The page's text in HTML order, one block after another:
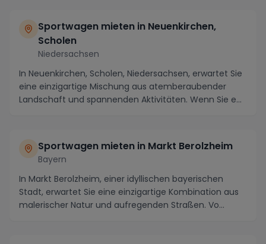
Sportwagen mieten in Neuenkirchen,
Scholen
Niedersachsen
In Neuenkirchen, Scholen, Niedersachsen, erwartet Sie
eine einzigartige Mischung aus atemberaubender
Landschaft und spannenden Aktivitäten. Wenn Sie e...
Sportwagen mieten in Markt Berolzheim
Bayern
In Markt Berolzheim, einer idyllischen bayerischen
Stadt, erwartet Sie eine einzigartige Kombination aus
malerischer Natur und aufregenden Straßen. Vo...